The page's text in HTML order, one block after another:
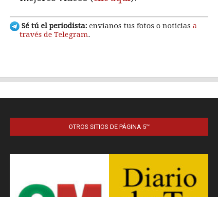
OTROS SITIOS DE PÁGINA 5™